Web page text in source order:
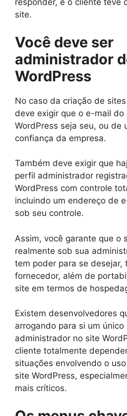
responder, e o cliente teve
site.
Você deve ser
administrador
WordPress
No caso da criação de
deve exigir que o e-mail
WordPress seja seu, ou de
confiança da empresa.
Também deve exigir que
perfil administrador
WordPress com controle
incluindo um endereço de
sob seu controle.
Assim, você garante que o
realmente sob sua
tem poder para se desejar,
fornecedor, além de
site em termos de
Existem desenvolvedores
arrogando para si um único
administrador no site
cliente totalmente
situações envolvendo o
site WordPress,
mais críticos.